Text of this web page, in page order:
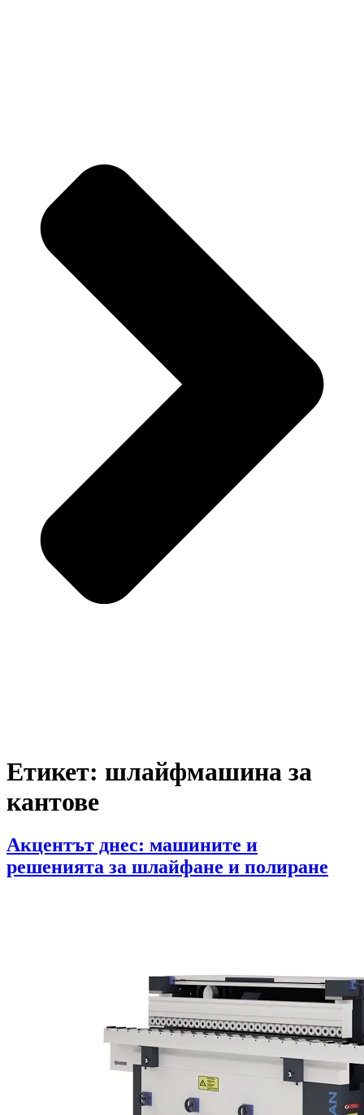
Етикет: шлайфмашина за
кантове
Акцентът днес: машините и
решенията за шлайфане и полиране